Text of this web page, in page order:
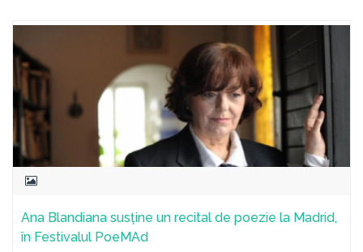
Ana Blandiana susține un recital de poezie la Madrid,
în Festivalul PoeMAd